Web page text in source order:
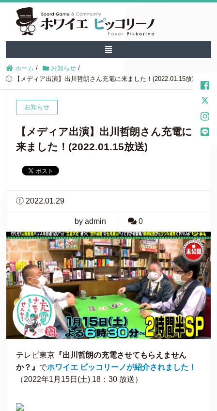
ホーム / お知らせ/
【メディア出演】出川哲朗さん充電に来ました！(2022.01.15放送)
お知らせ
【メディア出演】出川哲朗さん充電に
来ました！(2022.01.15放送)
2022.01.29
by admin 0
テレビ東京 『出川哲朗の充電させてもらえません
か？』 でホワイエ ピッコリーノが紹介されました！
（2022年1月15日(土) 18：30 放送）